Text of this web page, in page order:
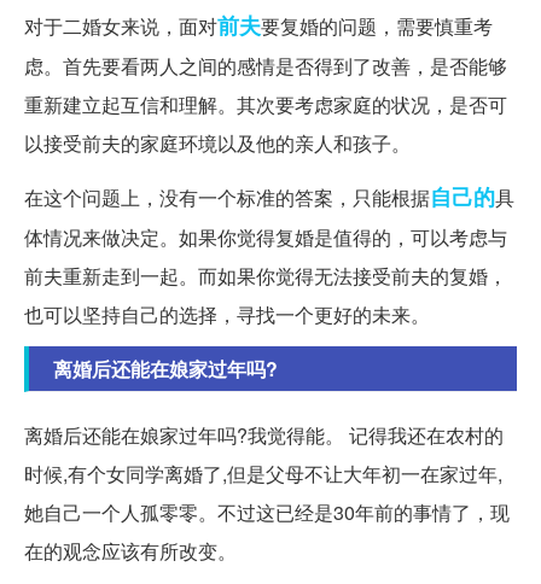
对于二婚女来说，面对前夫要复婚的问题，需要慎重考
虑。首先要看两人之间的感情是否得到了改善，是否能够
重新建立起互信和理解。其次要考虑家庭的状况，是否可
以接受前夫的家庭环境以及他的亲人和孩子。
在这个问题上，没有一个标准的答案，只能根据自己的具
体情况来做决定。如果你觉得复婚是值得的，可以考虑与
前夫重新走到一起。而如果你觉得无法接受前夫的复婚，
也可以坚持自己的选择，寻找一个更好的未来。
离婚后还能在娘家过年吗?
离婚后还能在娘家过年吗?我觉得能。 记得我还在农村的
时候,有个女同学离婚了,但是父母不让大年初一在家过年,
她自己一个人孤零零。不过这已经是30年前的事情了，现
在的观念应该有所改变。